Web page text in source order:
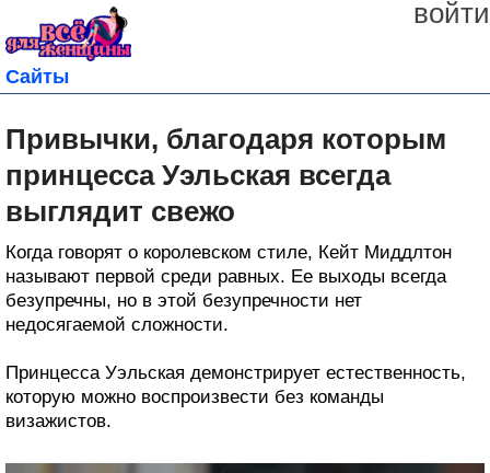
войти
Сайты
Привычки, благодаря которым
принцесса Уэльская всегда
выглядит свежо
Когда говорят о королевском стиле, Кейт Миддлтон
называют первой среди равных. Ее выходы всегда
безупречны, но в этой безупречности нет
недосягаемой сложности.
Принцесса Уэльская демонстрирует естественность,
которую можно воспроизвести без команды
визажистов.